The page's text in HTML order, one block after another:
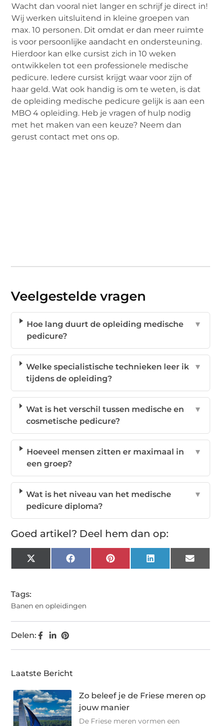
Wacht dan vooral niet langer en schrijf je direct in!
Wij werken uitsluitend in kleine groepen van
max. 10 personen. Dit omdat er dan meer ruimte
is voor persoonlijke aandacht en ondersteuning.
Hierdoor kan elke cursist zich in 10 weken
ontwikkelen tot een professionele medische
pedicure. Iedere cursist krijgt waar voor zijn of
haar geld. Wat ook handig is om te weten, is dat
de opleiding medische pedicure gelijk is aan een
MBO 4 opleiding. Heb je vragen of hulp nodig
met het maken van een keuze? Neem dan
gerust contact met ons op.
Veelgestelde vragen
Hoe lang duurt de opleiding medische
pedicure?
▼
Welke specialistische technieken leer ik
tijdens de opleiding?
▼
Wat is het verschil tussen medische en
cosmetische pedicure?
▼
Hoeveel mensen zitten er maximaal in
een groep?
▼
Wat is het niveau van het medische
pedicure diploma?
▼
Goed artikel? Deel hem dan op:
X
(Twitter)
FacebookPinterest LinkedIn Email
Tags:
Banen en opleidingen
Delen:
Laatste Bericht
Zo beleef je de Friese meren op
jouw manier
De Friese meren vormen een